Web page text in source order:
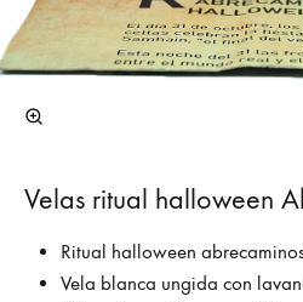
Velas ritual halloween
Ritual halloween
Vela blanca ungida con